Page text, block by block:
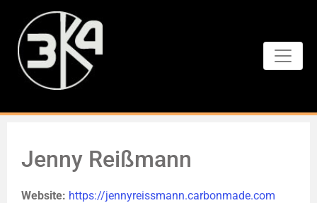
Jenny Reißmann
Website: https://jennyreissmann.carbonmade.com